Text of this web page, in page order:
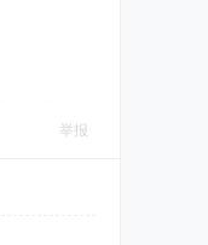
举报